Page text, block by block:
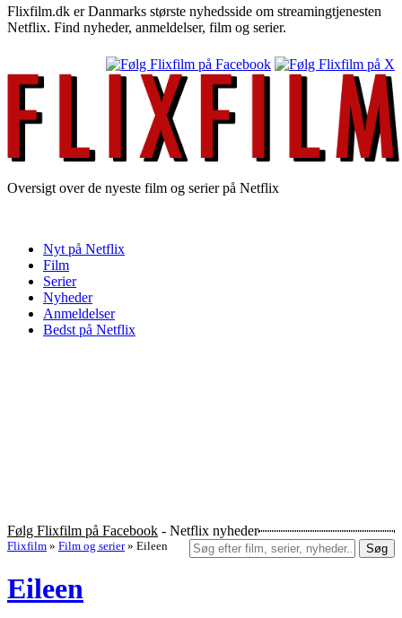
Flixfilm.dk er Danmarks største nyhedsside om streamingtjenesten
Netflix. Find nyheder, anmeldelser, film og serier.
Oversigt over de nyeste film og serier på Netflix
Nyt på Netflix
Film
Serier
Nyheder
Anmeldelser
Bedst på Netflix
Følg Flixfilm på Facebook - Netflix nyheder
Søg
Flixfilm » Film og serier » Eileen
Eileen